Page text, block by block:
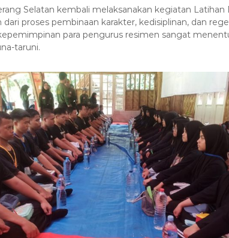
Selatan kembali melaksanakan kegiatan
dari proses pembinaan karakter, kedisiplinan, dan
para pengurus resimen sangat
taruni.